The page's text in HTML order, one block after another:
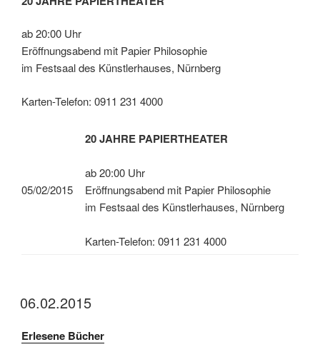
ab 20:00 Uhr
Eröffnungsabend mit Papier Philosophie
im Festsaal des Künstlerhauses, Nürnberg
Karten-Telefon: 0911 231 4000
05/02/2015
20 JAHRE PAPIERTHEATER
ab 20:00 Uhr
Eröffnungsabend mit Papier Philosophie
im Festsaal des Künstlerhauses, Nürnberg
Karten-Telefon: 0911 231 4000
06.02.2015
Erlesene Bücher